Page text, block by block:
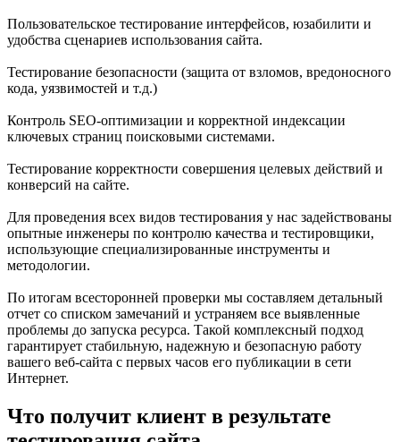
Пользовательское тестирование интерфейсов, юзабилити и
удобства сценариев использования сайта.
Тестирование безопасности (защита от взломов, вредоносного
кода, уязвимостей и т.д.)
Контроль SEO-оптимизации и корректной индексации
ключевых страниц поисковыми системами.
Тестирование корректности совершения целевых действий и
конверсий на сайте.
Для проведения всех видов тестирования у нас задействованы
опытные инженеры по контролю качества и тестировщики,
использующие специализированные инструменты и
методологии.
По итогам всесторонней проверки мы составляем детальный
отчет со списком замечаний и устраняем все выявленные
проблемы до запуска ресурса. Такой комплексный подход
гарантирует стабильную, надежную и безопасную работу
вашего веб-сайта с первых часов его публикации в сети
Интернет.
Что получит клиент в результате